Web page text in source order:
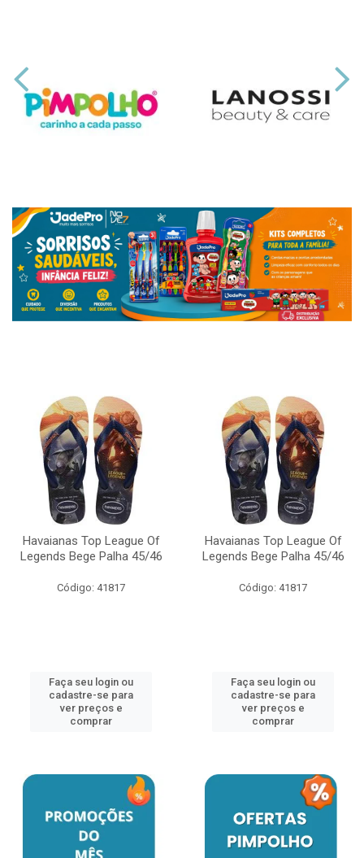
Havaianas Top League Of
Legends Bege Palha 45/46
Código: 41817
Faça seu login ou
cadastre-se para
ver preços e
comprar
Havaianas Top League Of
Legends Bege Palha 45/46
Código: 41817
Faça seu login ou
cadastre-se para
ver preços e
comprar